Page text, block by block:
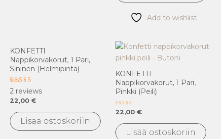
Add to wishlist
KONFETTI
Nappikorvakorut, 1 Pari,
Sininen (helmipinta)
Arvostelu
tuotteesta:
3.00
2 reviews
22,00 €
Lisää ostoskoriin
KONFETTI
Nappikorvakorut, 1 Pari,
Pinkki (peili)
Arvostelu
tuotteesta:
/
5
22,00 €
Lisää ostoskoriin